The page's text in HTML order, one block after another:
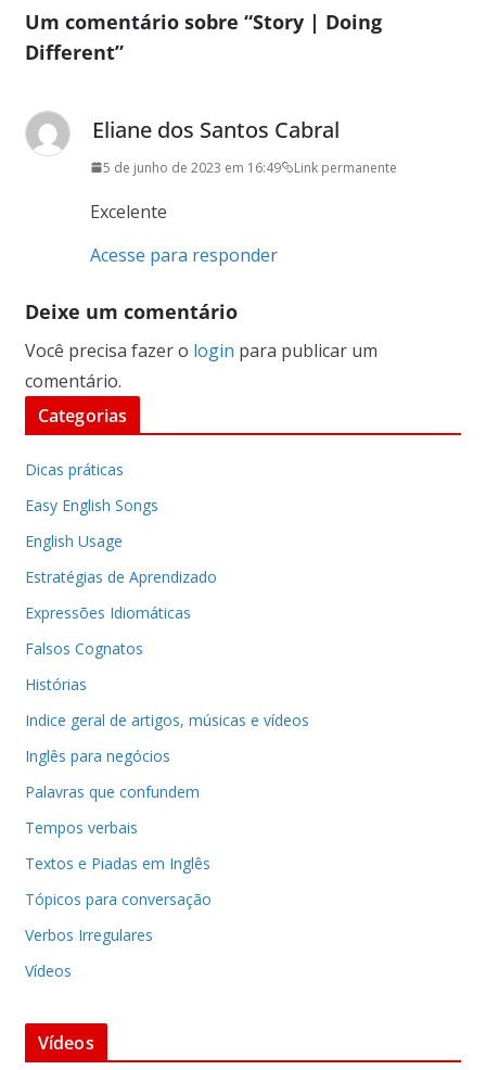
Um comentário sobre “Story | Doing
Different”
Eliane dos Santos Cabral
5 de junho de 2023 em 16:49 Link permanente
Excelente
Acesse para responder
Deixe um comentário
Você precisa fazer o login para publicar um
comentário.
Categorias
Dicas práticas
Easy English Songs
English Usage
Estratégias de Aprendizado
Expressões Idiomáticas
Falsos Cognatos
Histórias
Indice geral de artigos, músicas e vídeos
Inglês para negócios
Palavras que confundem
Tempos verbais
Textos e Piadas em Inglês
Tópicos para conversação
Verbos Irregulares
Vídeos
Vídeos